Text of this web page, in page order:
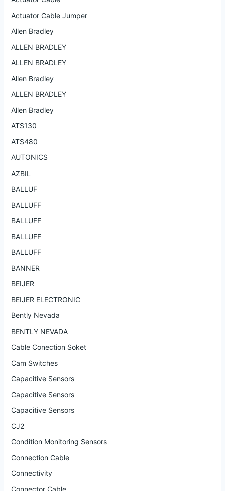
Actuator Cable Jumper
Allen Bradley
ALLEN BRADLEY
ALLEN BRADLEY
Allen Bradley
ALLEN BRADLEY
Allen Bradley
ATS130
ATS480
AUTONICS
AZBIL
BALLUF
BALLUFF
BALLUFF
BALLUFF
BALLUFF
BANNER
BEIJER
BEIJER ELECTRONIC
Bently Nevada
BENTLY NEVADA
Cable Conection Soket
Cam Switches
Capacitive Sensors
Capacitive Sensors
Capacitive Sensors
CJ2
Condition Monitoring Sensors
Connection Cable
Connectivity
Connector Cable